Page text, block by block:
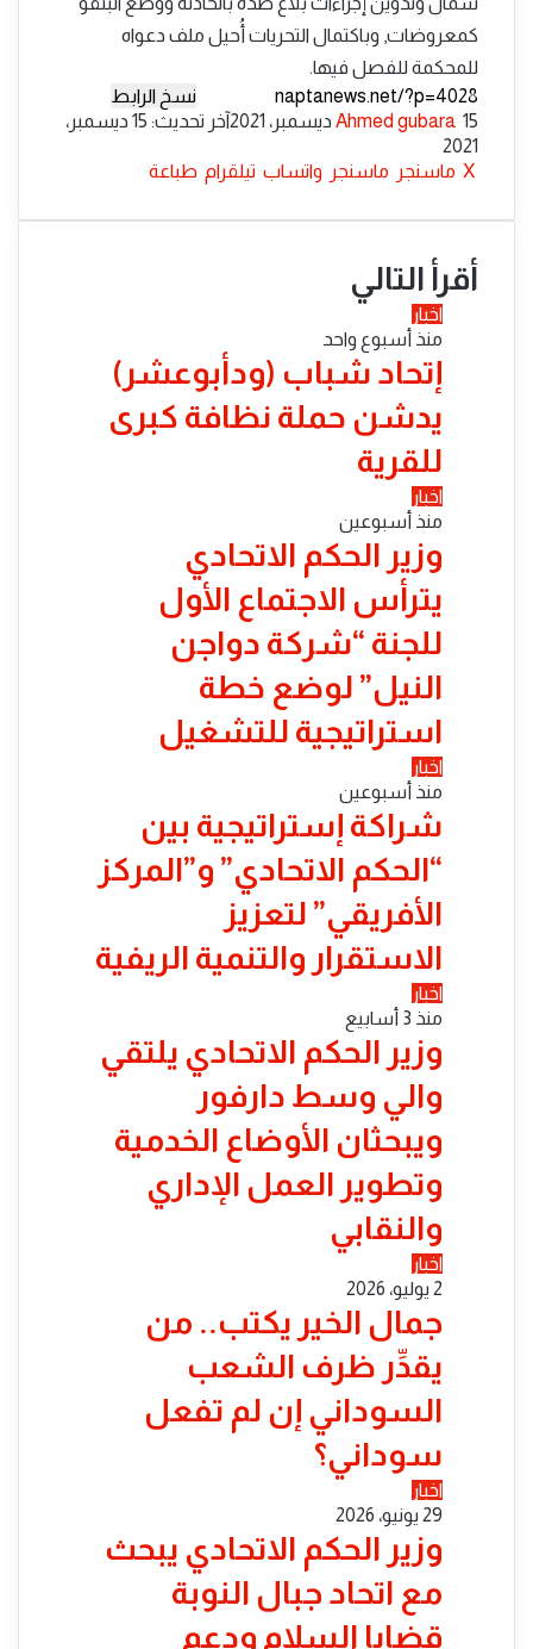
كمعروضات, وباكتمال التحريات أُحيل ملف دعواه
للمحكمة للفصل فيها.
نسخ الرابط
Ahmed gubara
أرسل
بريدا
إلكترونيا
15 ديسمبر، 2021
آخر تحديث: 15 ديسمبر،
2021
‫X ماسنجر ماسنجر واتساب تيلقرام طباعة
أقرأ التالي
اخبار
منذ أسبوع واحد
إتحاد شباب (ودأبوعشر)
يدشن حملة نظافة كبرى
للقرية
اخبار
منذ أسبوعين
وزير الحكم الاتحادي
يترأس الاجتماع الأول
للجنة “شركة دواجن
النيل” لوضع خطة
استراتيجية للتشغيل
اخبار
منذ أسبوعين
شراكة إستراتيجية بين
“الحكم الاتحادي” و”المركز
الأفريقي” لتعزيز
الاستقرار والتنمية الريفية
اخبار
منذ 3 أسابيع
​وزير الحكم الاتحادي يلتقي
والي وسط دارفور
ويبحثان الأوضاع الخدمية
وتطوير العمل الإداري
والنقابي
اخبار
2 يوليو، 2026
جمال الخير يكتب.. من
يقدِّر ظرف الشعب
السوداني إن لم تفعل
سوداني؟
اخبار
29 يونيو، 2026
​وزير الحكم الاتحادي يبحث
مع اتحاد جبال النوبة
قضايا السلام ودعم